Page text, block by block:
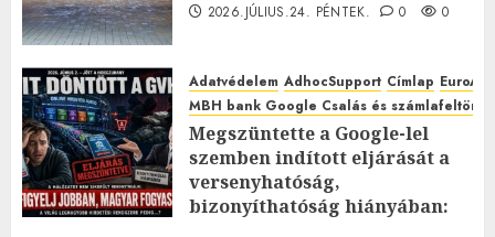
2026.JÚLIUS.24. PÉNTEK. 0 0
Adatvédelem AdhocSupport Címlap
MBH bank Google Csalás és
Megszüntette a Google-lel
szemben indított eljárását a
versenyhatóság,
bizonyíthatóság hiányában: